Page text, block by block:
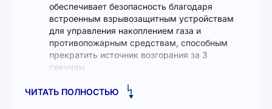
обеспечивает безопасность благодаря
встроенным взрывозащитным устройствам
для управления накоплением газа и
противопожарным средствам, способным
прекратить источник возгорания за 3
секунды.
Высоковольтная конструкция:
дизайн соединяет модули последовательно
ЧИТАТЬ ПОЛНОСТЬЮ